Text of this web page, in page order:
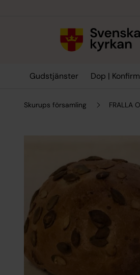
Gudstjänster Dop |
Skurups församling FRALLA